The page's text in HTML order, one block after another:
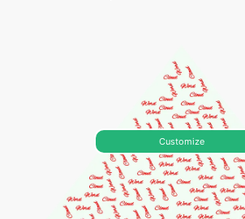
Customize